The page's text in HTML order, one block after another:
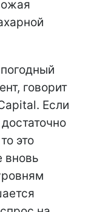
говорит
Если
это
вновь